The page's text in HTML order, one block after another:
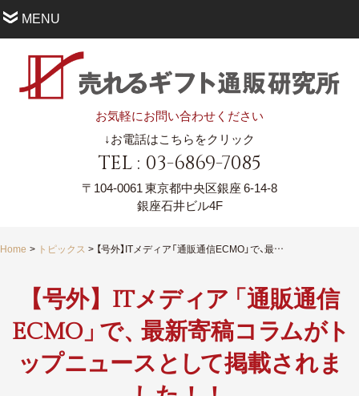
MENU
お気軽にお問い合わせください
↓お電話はこちらをクリック
TEL : 03-6869-7085
〒104-0061東京都中央区銀座 6-14-8
銀座石井ビル4F
Home トピックス 【号外】ITメディア「通販通信ECMO」で、最新寄稿コラムがトップニュースとして掲載されました！！
【号外】ITメディア「通販通信
ECMO」 で、最新寄稿コ ラムがト
ップニュース と して掲載されま